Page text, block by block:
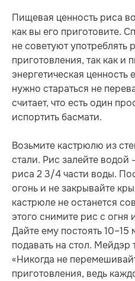
Пищевая ценность риса
как вы его приготовите.
не советуют употреблять
приготовления, так как и
энергетическая
нужно стараться не
считает, что есть один
испортить басмати.
Возьмите кастрюлю из
стали. Рис залейте водой
риса 2 3/4 части воды.
огонь и не закрывайте
кастрюле не останется
этого снимите рис с огня
Дайте ему постоять 10–15
подавать на стол. Мейдэр
«Никогда не
приготовления, ведь